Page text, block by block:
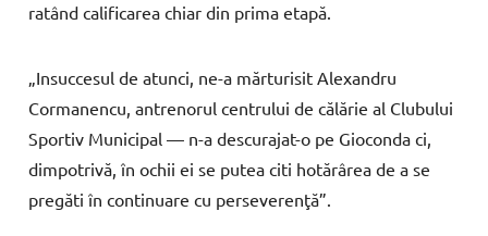
ratând calificareachiardin primaetapă.
„Insuccesuldeatunci, ne-a mărturisitAlexandru
Cormanencu,antrenorulcentruluidecălărieal Clubului
Sportiv Municipal — n-adescurajat-o pe Gioconda ci,
dimpotrivă, înochiieise puteaciti hotărâreadease
pregăti încontinuarecu perseverenţă”.